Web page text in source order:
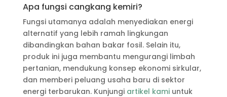
Apa fungsi cangkang kemiri?
Fungsi utamanya adalah menyediakan energi
alternatif yang lebih ramah lingkungan
dibandingkan bahan bakar fosil. Selain itu,
produk ini juga membantu mengurangi limbah
pertanian, mendukung konsep ekonomi sirkular,
dan memberi peluang usaha baru di sektor
energi terbarukan. Kunjungi artikel kamiuntuk